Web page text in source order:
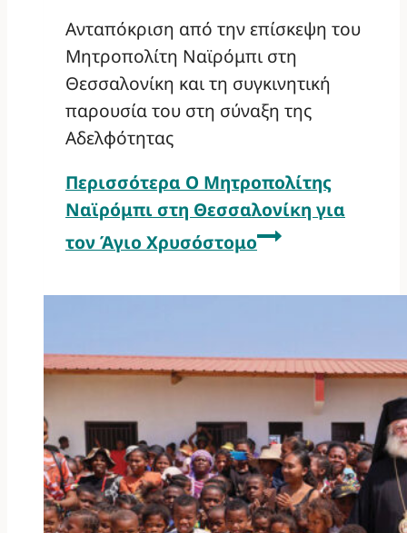
Ανταπόκριση από την επίσκεψη του
Μητροπολίτη Ναϊρόμπι στη
Θεσσαλονίκη και τη συγκινητική
παρουσία του στη σύναξη της
Αδελφότητας
Περισσότερα Ο Μητροπολίτης
Ναϊρόμπι στη Θεσσαλονίκη για
τον Άγιο Χρυσόστομο